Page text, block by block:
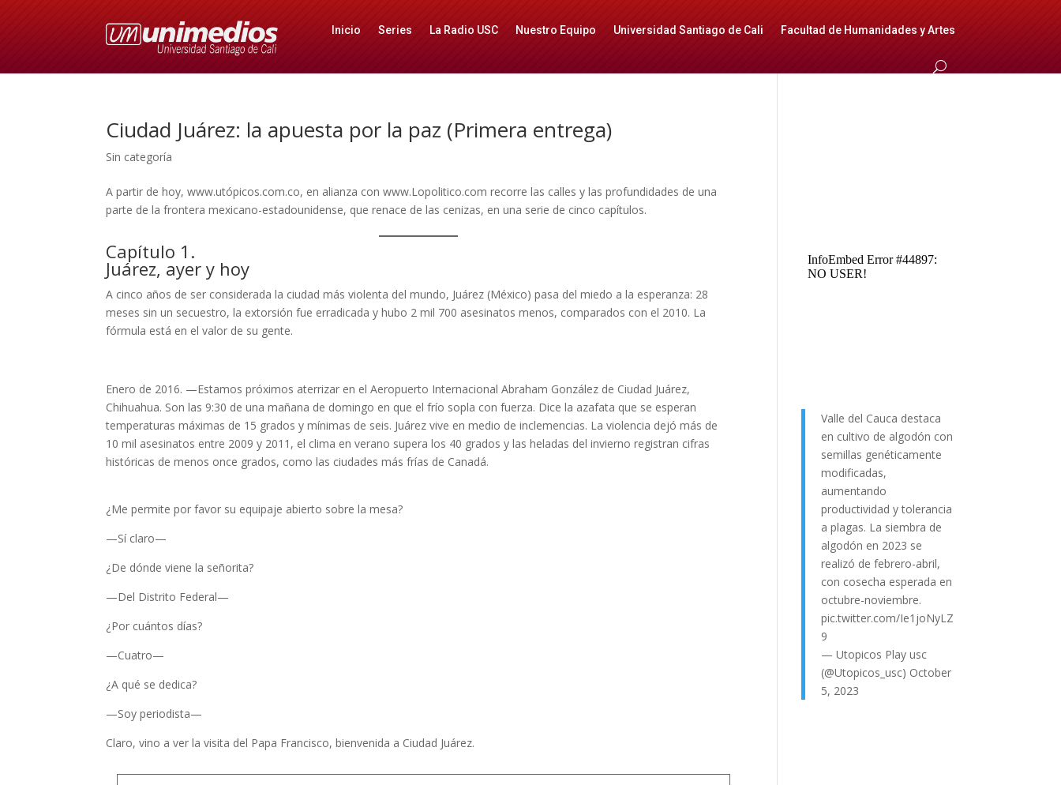
Inicio Series La Radio USC Nuestro Equipo Universidad Santiago de Cali Facultad de Humanidades y Artes
Ciudad Juárez: la apuesta por la paz (Primera entrega)
Sin categoría
A partir de hoy, www.utópicos.com.co, en alianza con www.Lopolitico.com recorre las calles y las profundidades de una
parte de la frontera mexicano-estadounidense, que renace de las cenizas, en una serie de cinco capítulos.
Capítulo 1.
Juárez, ayer y hoy
A cinco años de ser considerada la ciudad más violenta del mundo, Juárez (México) pasa del miedo a la esperanza: 28
meses sin un secuestro, la extorsión fue erradicada y hubo 2 mil 700 asesinatos menos, comparados con el 2010. La
fórmula está en el valor de su gente.
Enero de 2016. —Estamos próximos aterrizar en el Aeropuerto Internacional Abraham González de Ciudad Juárez,
Chihuahua. Son las 9:30 de una mañana de domingo en que el frío sopla con fuerza. Dice la azafata que se esperan
temperaturas máximas de 15 grados y mínimas de seis. Juárez vive en medio de inclemencias. La violencia dejó más de
10 mil asesinatos entre 2009 y 2011, el clima en verano supera los 40 grados y las heladas del invierno registran cifras
históricas de menos once grados, como las ciudades más frías de Canadá.
¿Me permite por favor su equipaje abierto sobre la mesa?
—Sí claro—
¿De dónde viene la señorita?
—Del Distrito Federal—
¿Por cuántos días?
—Cuatro—
¿A qué se dedica?
—Soy periodista—
Claro, vino a ver la visita del Papa Francisco, bienvenida a Ciudad Juárez.
Valle del Cauca destaca
en cultivo de algodón con
semillas genéticamente
modificadas,
aumentando
productividad y tolerancia
a plagas. La siembra de
algodón en 2023 se
realizó de febrero-abril,
con cosecha esperada en
octubre-noviembre.
pic.twitter.com/Ie1joNyLZ
9
— Utopicos Play usc
(@Utopicos_usc) October
5, 2023